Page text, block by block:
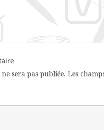
sera pas publiée. Les